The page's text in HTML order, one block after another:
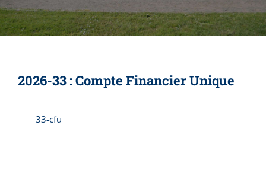
2026-33 : Compte Financier Unique
33-cfu